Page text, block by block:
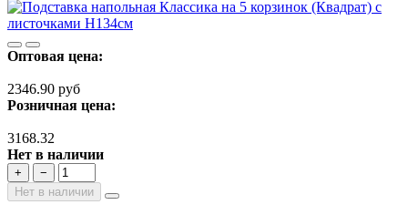
Оптовая цена:
2346.90 руб
Розничная цена:
3168.32
Нет в наличии
+
−
Нет в наличии